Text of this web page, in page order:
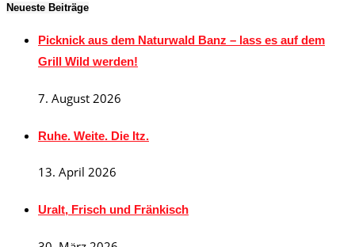
Neueste Beiträge
Picknick aus dem Naturwald Banz – lass es auf dem
Grill Wild werden!
7. August 2026
Ruhe. Weite. Die Itz.
13. April 2026
Uralt, Frisch und Fränkisch